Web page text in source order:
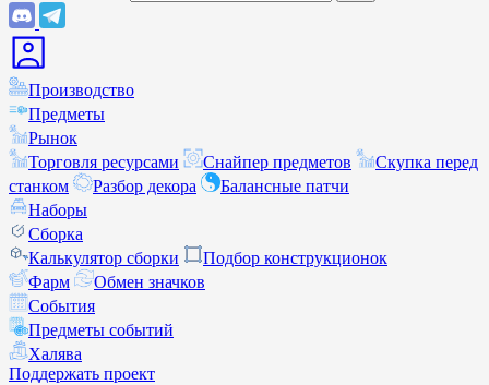
Производство
Предметы
Рынок
Торговля ресурсами
Снайпер предметов
Скупка перед
станком
Разбор декора
Балансные патчи
Наборы
Сборка
Калькулятор сборки
Подбор конструкционок
Фарм
Обмен значков
События
Предметы событий
Халява
Поддержать проект